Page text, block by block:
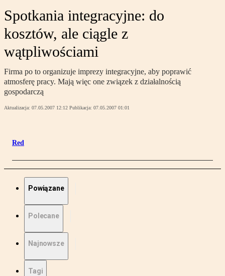
Spotkania integracyjne: do
kosztów, ale ciągle z
wątpliwościami
Firma po to organizuje imprezy integracyjne, aby poprawić
atmosferę pracy. Mają więc one związek z działalnością
gospodarczą
Aktualizacja: 07.05.2007 12:12 Publikacja: 07.05.2007 01:01
Red
Powiązane
Polecane
Najnowsze
Tagi